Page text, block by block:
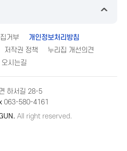
거부
개인정보처리방침
저작권 정책
누리집 개선의견
오시는길
하서길 28-5
063-580-4161
All right reserved.